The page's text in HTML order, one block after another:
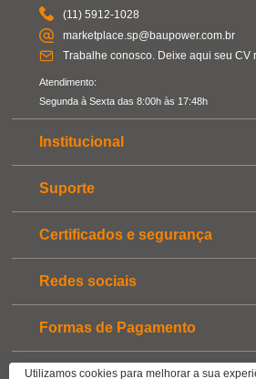
(11) 5912-1028
marketplace.sp@baupower.com.br
Trabalhe conosco. Deixe aqui seu CV
Atendimento:
Segunda à Sexta das 8:00h às 17:48h
Institucional
Suporte
Certificados e segurança
Redes sociais
Formas de Pagamento
CNPJ: 05.896.435/0001-80 | Copyright © 2022 - Todos os
Utilizamos cookies para melhorar a sua